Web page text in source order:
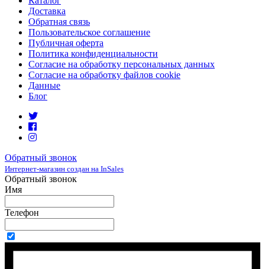
Доставка
Обратная связь
Пользовательское соглашение
Публичная оферта
Политика конфиденциальности
Согласие на обработку персональных данных
Согласие на обработку файлов cookie
Данные
Блог
Обратный звонок
Интернет-магазин создан на InSales
Обратный звонок
Имя
Телефон